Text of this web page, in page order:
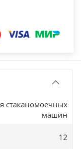
стаканомоечных
машин
12